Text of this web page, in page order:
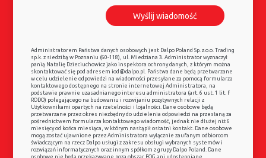
Administratorem Państwa danych osobowych jest Dalpo Poland Sp. z.o.o. Trading
sp.k. z siedzibą w Poznaniu (60-118), ul. Miedziana 3. Administrator wyznaczył
panią Natalię Dzieciuchowicz jako inspektora ochrony danych, z którym można
skontaktować się pod adresem iod@dalpo.pl. Państwa dane będą przetwarzane
w celu udzielenie odpowiedzi na wiadomości przesyłane za pomocą formularza
kontaktowego dostępnego na stronie internetowej Administratora, na
podstawie prawnie uzasadnianego interesu administratora (art. 6 ust. 1 lit. f
RODO) polegającego na budowaniu i rozwijaniu pozytywnych relacji z
Użytkownikami opartych na rzetelności i lojalności. Dane osobowe będą
przetwarzane przez okres niezbędny do udzielenia odpowiedzi na przesłaną za
pośrednictwem formularza kontaktowego wiadomość, jednak nie dłużej niż 6
miesięcy od końca miesiąca, w którym nastąpił ostatni kontakt. Dane osobowe
mogą zostać ujawnione przez Administratora wyłącznie zaufanym odbiorcom
świadczącym na rzecz Dalpo usługi z zakresu obsługi wybranych systemów i
rozwiązań informatycznych oraz innym spółkom z grupy Dalpo Poland. Dane